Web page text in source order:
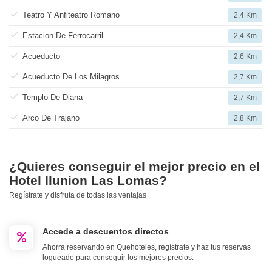
Teatro Y Anfiteatro Romano 2,4 Km
Estacion De Ferrocarril 2,4 Km
Acueducto 2,6 Km
Acueducto De Los Milagros 2,7 Km
Templo De Diana 2,7 Km
Arco De Trajano 2,8 Km
¿Quieres conseguir el mejor precio en el
Hotel Ilunion Las Lomas?
Regístrate y disfruta de todas las ventajas
Accede a descuentos directos
Ahorra reservando en Quehoteles, regístrate y haz tus reservas
logueado para conseguir los mejores precios.